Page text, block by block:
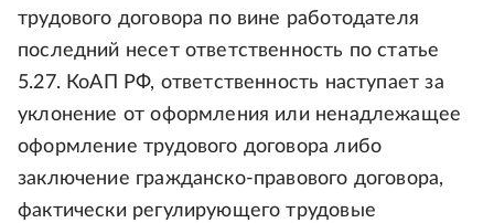
трудового договора по вине работодателя
последний несет ответственность по статье
5.27. КоАП РФ, ответственность наступает за
уклонение от оформления или ненадлежащее
оформление трудового договора либо
заключение гражданско-правового договора,
фактически регулирующего трудовые